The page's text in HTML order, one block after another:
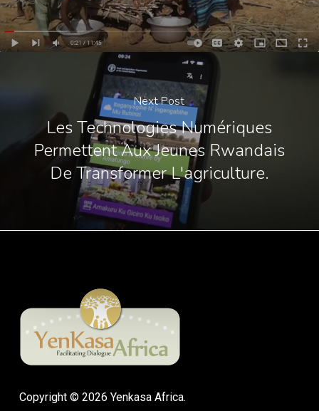
Next Post
Les Technologies Numériques
Permettent Aux Jeunes Rwandais
De Transformer L'agriculture.
Copyright © 2026 Yenkasa Africa.